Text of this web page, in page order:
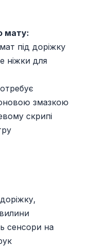
мату:
під доріжку
ніжки для
змазкою
скрипі
сенсори на